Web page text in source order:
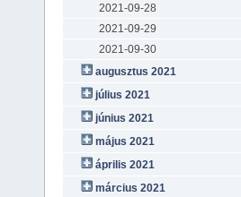
2021-09-28
2021-09-29
2021-09-30
augusztus 2021
július 2021
június 2021
május 2021
április 2021
március 2021